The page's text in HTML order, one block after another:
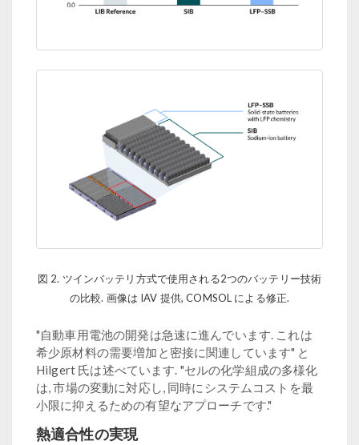
図 2. ツインバッテリ方式で使用される2つのバッテリー技術
の比較. 画像は IAV 提供, COMSOL による修正.
"自動車用電池の開発は急速に進んでいます. これは
希少原材料の需要増加と密接に関連しています" と
Hilgert 氏は述べています. "セルの化学組成の多様化
は, 市場の変動に対応し, 同時にシステムコストを最
小限に抑えるための有望なアプローチです."
熱適合性の実現